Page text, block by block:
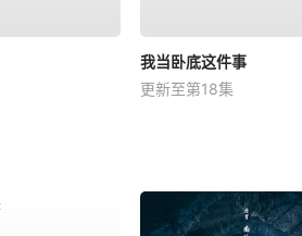
我当卧底这件事
更新至第18集